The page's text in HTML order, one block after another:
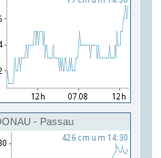
- Passau